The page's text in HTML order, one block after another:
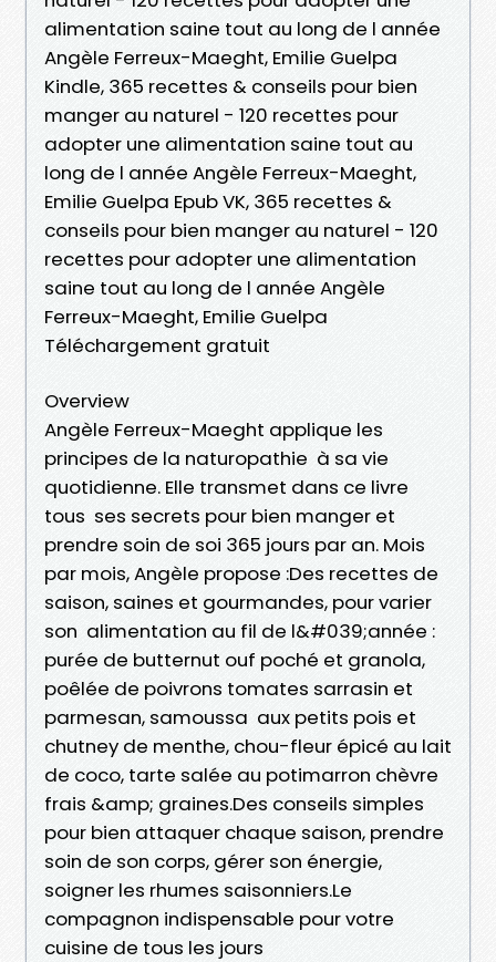
alimentation saine tout au long de l année
Angèle Ferreux-Maeght, Emilie Guelpa
Kindle, 365 recettes & conseils pour bien
manger au naturel - 120 recettes pour
adopter une alimentation saine tout au
long de l année Angèle Ferreux-Maeght,
Emilie Guelpa Epub VK, 365 recettes &
conseils pour bien manger au naturel - 120
recettes pour adopter une alimentation
saine tout au long de l année Angèle
Ferreux-Maeght, Emilie Guelpa
Téléchargement gratuit
Overview
Angèle Ferreux-Maeght applique les
principes de la naturopathie à sa vie
quotidienne. Elle transmet dans ce livre
tous ses secrets pour bien manger et
prendre soin de soi 365 jours par an. Mois
par mois, Angèle propose :Des recettes de
saison, saines et gourmandes, pour varier
son alimentation au fil de l&#039;année :
purée de butternut ouf poché et granola,
poêlée de poivrons tomates sarrasin et
parmesan, samoussa aux petits pois et
chutney de menthe, chou-fleur épicé au lait
de coco, tarte salée au potimarron chèvre
frais &amp; graines.Des conseils simples
pour bien attaquer chaque saison, prendre
soin de son corps, gérer son énergie,
soigner les rhumes saisonniers.Le
compagnon indispensable pour votre
cuisine de tous les jours